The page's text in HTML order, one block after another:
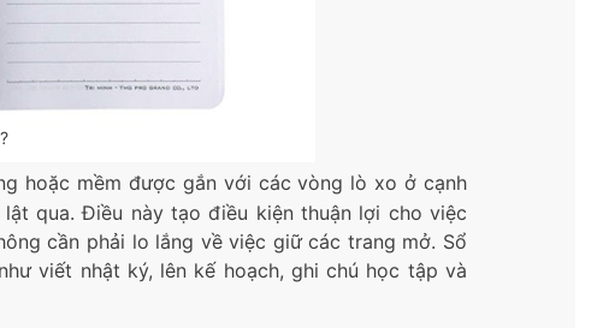
hoặc mềm được gắn với các vòng lò xo ở cạnh
qua. Điều này tạo điều kiện thuận lợi cho việc
cần phải lo lắng về việc giữ các trang mở. Sổ
viết nhật ký, lên kế hoạch, ghi chú học tập và